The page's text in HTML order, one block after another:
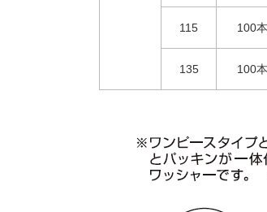
115 100
135 100